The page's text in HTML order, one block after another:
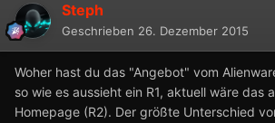
Steph
Geschrieben 26. Dezember 2015
Woher hast du das "Angebot" vom
so wie es aussieht ein R1, aktuell wäre das
Homepage (R2). Der größte Unterschied